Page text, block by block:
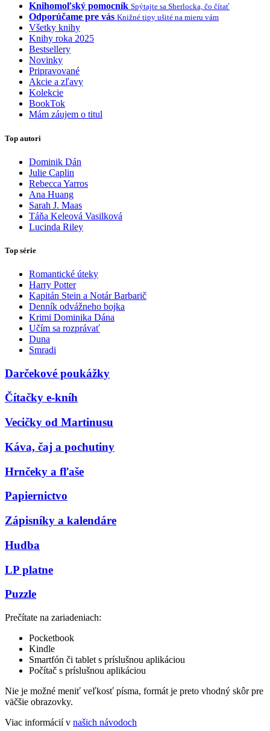
Knihomoľský pomocník Spýtajte sa Sherlocka, čo čítať
Odporúčame pre vás Knižné tipy ušité na mieru vám
Všetky knihy
Knihy roka 2025
Bestsellery
Novinky
Pripravované
Akcie a zľavy
Kolekcie
BookTok
Mám záujem o titul
Top autori
Dominik Dán
Julie Caplin
Rebecca Yarros
Ana Huang
Sarah J. Maas
Táňa Keleová Vasilková
Lucinda Riley
Top série
Romantické úteky
Harry Potter
Kapitán Stein a Notár Barbarič
Denník odvážneho bojka
Krimi Dominika Dána
Učím sa rozprávať
Duna
Smradi
Darčekové poukážky
Čítačky e-kníh
Vecičky od Martinusu
Káva, čaj a pochutiny
Hrnčeky a fľaše
Papiernictvo
Zápisníky a kalendáre
Hudba
LP platne
Puzzle
Prečítate na zariadeniach:
Pocketbook
Kindle
Smartfón či tablet s príslušnou aplikáciou
Počítač s príslušnou aplikáciou
Nie je možné meniť veľkosť písma, formát je preto vhodný skôr pre
väčšie obrazovky.
Viac informácií v našich návodoch